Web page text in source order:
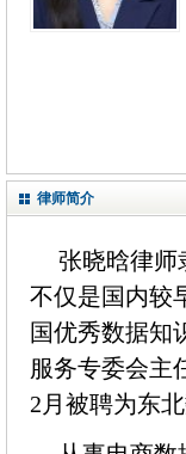
律师简介
张晓晗律师
不仅是国内较
国优秀数据知
服务专委会主
2月被聘为东